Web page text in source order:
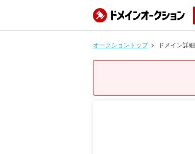
オークショントップ ドメイン詳細